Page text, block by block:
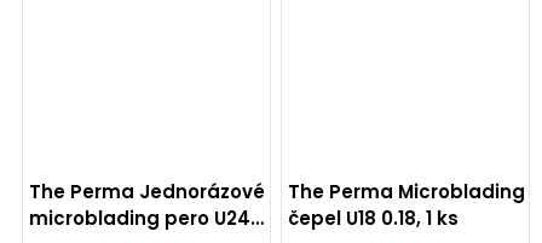
The Perma Jednorázové
microblading pero U24
The Perma Microblading
čepel U18 0.18, 1 ks